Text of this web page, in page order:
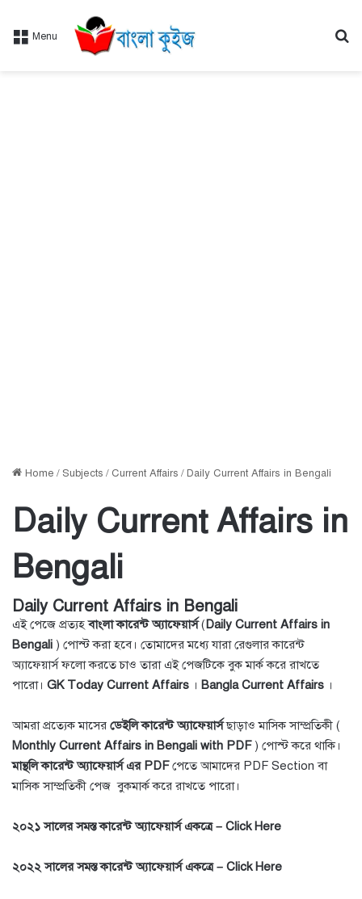
Menu
Home / Subjects / Current Affairs /Daily Current Affairs in Bengali
Daily Current Affairs in
Bengali
Daily Current Affairs in Bengali
এই পেজে প্রত্যহবাংলা কারেন্ট অ্যাফেয়ার্স(Daily Current Affairs in
Bengali ) পোস্ট করা হবে। তোমাদের মধ্যে যারা রেগুলার কারেন্ট
অ্যাফেয়ার্স ফলো করতে চাও তারা এই পেজটিকে বুক মার্ক করে রাখতে
পারো। GK Today Current Affairs । Bangla Current Affairs ।
আমরা প্রত্যেক মাসের ডেইলি কারেন্ট অ্যাফেয়ার্সছাড়াও মাসিক সাম্প্রতিকী (
Monthly Current Affairs in Bengali with PDF) পোস্ট করে থাকি।
মান্থলি কারেন্ট অ্যাফেয়ার্স এর PDFপেতে আমাদের PDF Sectionবা
মাসিক সাম্প্রতিকী পেজ বুকমার্ক করে রাখতে পারো।
২০২১ সালের সমস্ত কারেন্ট অ্যাফেয়ার্স একত্রে – Click Here
২০২২ সালের সমস্ত কারেন্ট অ্যাফেয়ার্স একত্রে – Click Here